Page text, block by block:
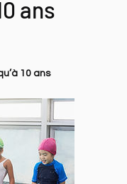
ans
10 ans